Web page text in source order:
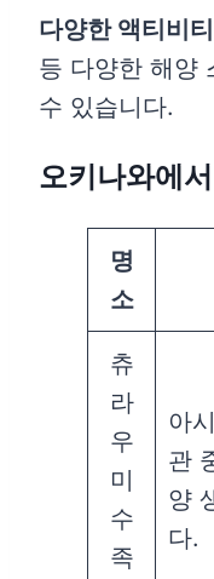
다양한 액티비
등 다양한 해양
수 있습니다.
오키나와에
명
소
츄
라
우
미
수
족
아
관
양
다.